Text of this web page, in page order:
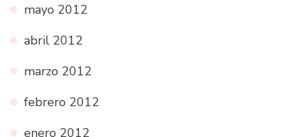
mayo 2012
abril 2012
marzo 2012
febrero 2012
enero 2012